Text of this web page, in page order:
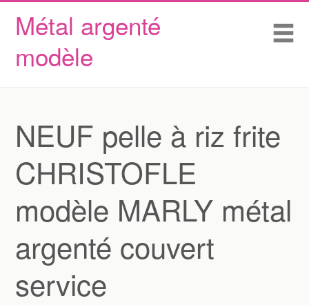
Métal argenté
modèle
Skip to content
Accueil
Conditions d’utilisation
NEUF pelle à riz frite
CHRISTOFLE
modèle MARLY métal
argenté couvert
service